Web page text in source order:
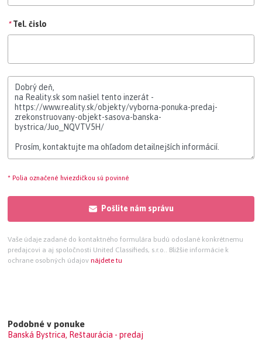
* Tel. čislo
* Polia označené hviezdičkou sú povinné
Pošlite nám správu
Vaše údaje zadané do kontaktného formulára budú odoslané konkrétnemu
predajcovi a aj spoločnosti United Classifieds, s.r.o.. Bližšie informácie k
ochrane osobných údajov nájdete tu
Podobné v ponuke
Banská Bystrica, Reštaurácia - predaj